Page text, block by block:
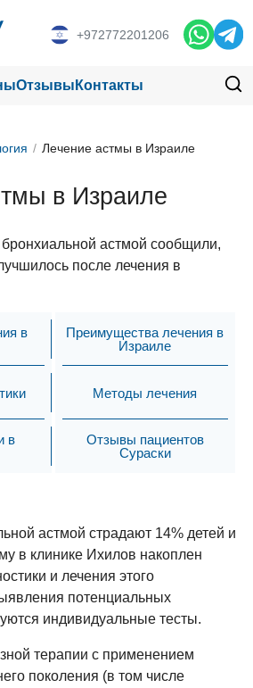
+972772201206
ОтзывыКонтакты
Лечение астмы в Израиле
в Израиле
бронхиальной астмой сообщили,
после лечения в
в
Преимущества лечения в
Израиле
Методы лечения
в
Отзывы пациентов
Сураски
астмой страдают 14% детей и
в клинике Ихилов накоплен
и лечения этого
потенциальных
индивидуальные тесты.
терапии с применением
поколения (в том числе